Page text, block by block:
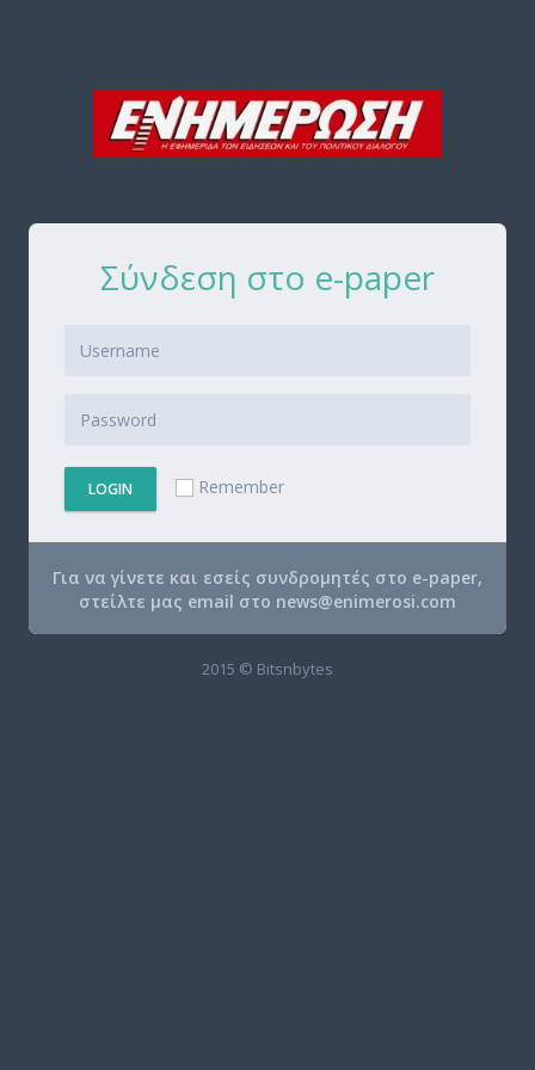
Σύνδεση στο e-paper
LOGIN Remember
Για να γίνετε και εσείς συνδρομητές στο e-paper,
στείλτε μας email στο news@enimerosi.com
2015 © Bitsnbytes